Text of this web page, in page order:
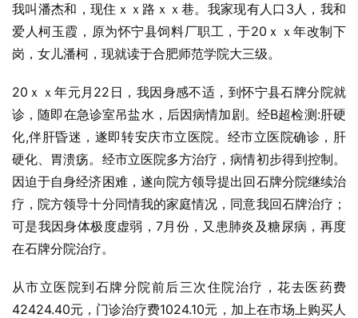
我叫潘杰和，现住ｘｘ路ｘｘ巷。我家现有人口3人，我和
爱人柯玉霞，原为怀宁县饲料厂职工，于20ｘｘ年改制下
岗，女儿潘柯，现就读于合肥师范学院大三级。
20ｘｘ年元月22日，我因身感不适，到怀宁县石牌分院就
诊，随即在急诊室吊盐水，后因病情加剧。经B超检测:肝硬
化,伴肝昏迷，遂即转安庆市立医院。经市立医院确诊，肝
硬化、胃溃疡。经市立医院多方治疗，病情初步得到控制。
因迫于自身经济困难，遂向院方领导提出回石牌分院继续治
疗，院方领导十分同情我的家庭情况，同意我回石牌治疗；
可是我因身体极度虚弱，7月份，又患肺炎及糖尿病，再度
在石牌分院治疗。
从市立医院到石牌分院前后三次住院治疗，花去医药费
42424.40元，门诊治疗费1024.10元，加上在市场上购买人